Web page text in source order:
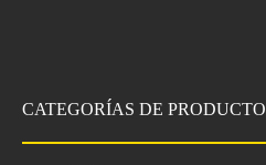
CATEGORÍAS DE PRODUCTO